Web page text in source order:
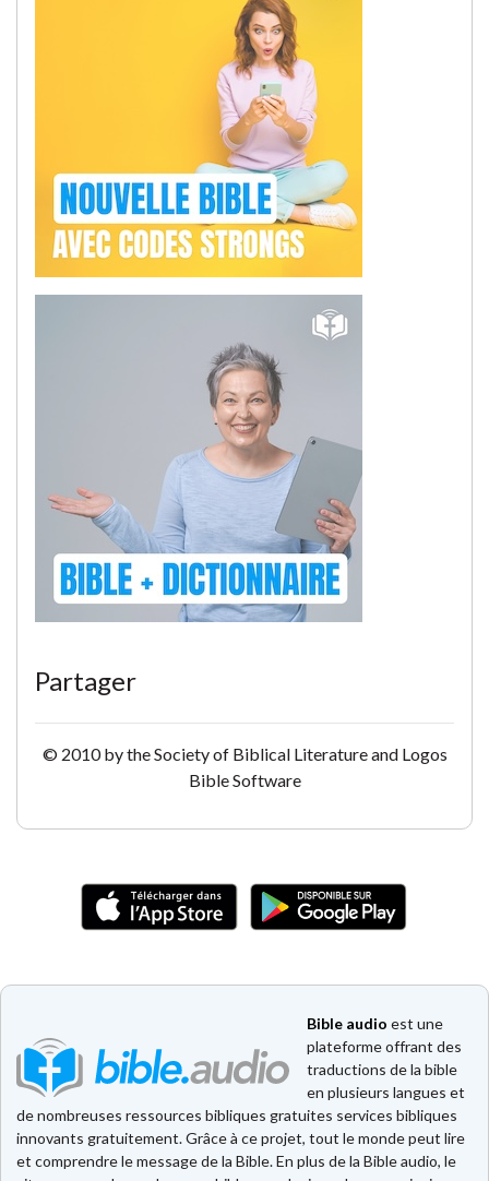
Partager
© 2010 by the Society of Biblical Literature and Logos
Bible Software
Bible audio est une
plateforme offrant des
traductions de la bible
en plusieurs langues et
de nombreuses ressources bibliques gratuites services bibliques
innovants gratuitement. Grâce à ce projet, tout le monde peut lire
et comprendre le message de la Bible. En plus de la Bible audio, le